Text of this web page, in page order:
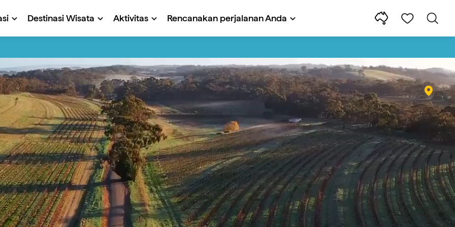
Destinasi Wisata Aktivitas Rencanakan perjalanan Anda